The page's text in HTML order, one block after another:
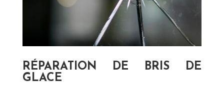
RÉPARATION DE BRIS DE
GLACE